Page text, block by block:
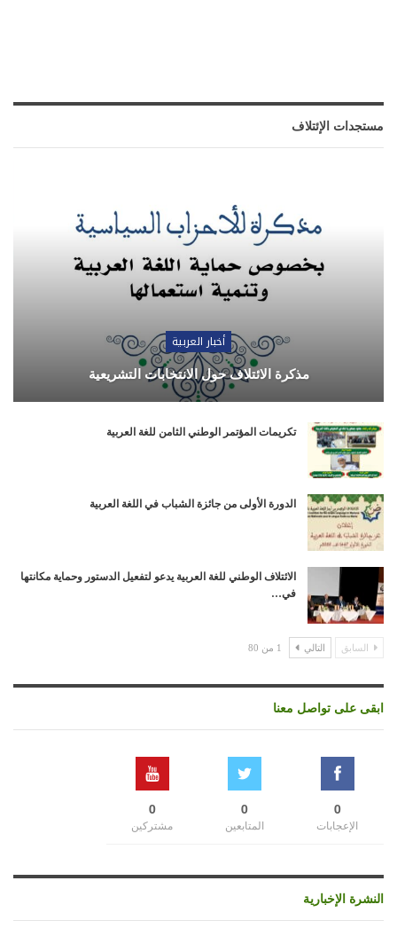
مستجدات الإئتلاف
أخبار العربية
مذكرة الائتلاف حول الانتخابات التشريعية
تكريمات المؤتمر الوطني الثامن للغة العربية
الدورة الأولى من جائزة الشباب في اللغة العربية
الائتلاف الوطني للغة العربية يدعو لتفعيل الدستور وحماية مكانتها
في…
السابق التالي 1 من 80
ابقى على تواصل معنا
0
الإعجابات
0
المتابعين
0
مشتركين
النشرة الإخبارية